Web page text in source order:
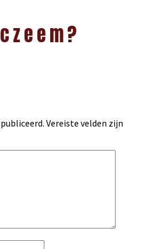
Vereiste velden zijn